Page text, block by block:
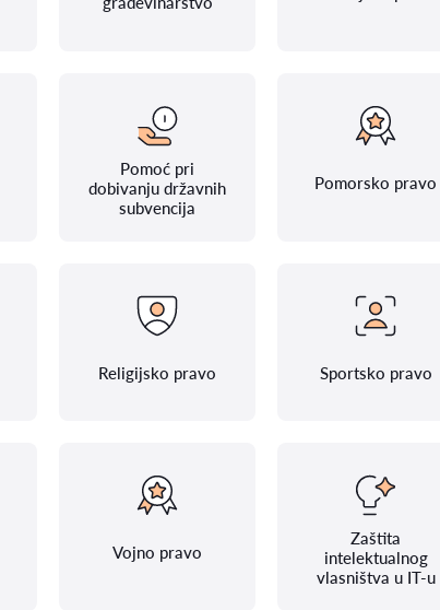
Pomoć pri
dobivanju državnih
subvencija
Pomorsko pravo
Religijsko pravo Sportsko pravo
Vojno pravo
Zaštita
intelektualnog
vlasništva u IT-u